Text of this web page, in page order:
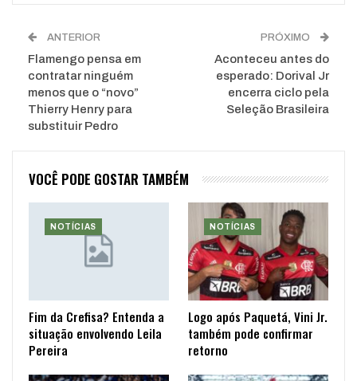
ANTERIOR
Flamengo pensa em
contratar ninguém
menos que o “novo”
Thierry Henry para
substituir Pedro
PRÓXIMO
Aconteceu antes do
esperado: Dorival Jr
encerra ciclo pela
Seleção Brasileira
VOCÊ PODE GOSTAR TAMBÉM
NOTÍCIAS
Fim da Crefisa? Entenda a
situação envolvendo Leila
Pereira
NOTÍCIAS
Logo após Paquetá, Vini Jr.
também pode confirmar
retorno